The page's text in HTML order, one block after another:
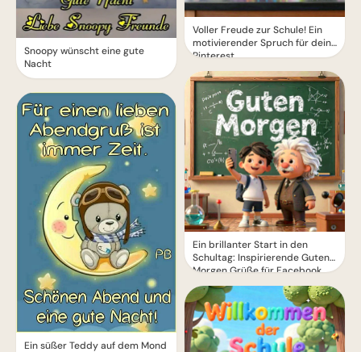
Snoopy wünscht eine gute
Nacht
Ein süßer Teddy auf dem Mond
Voller Freude zur Schule! Ein
motivierender Spruch für dein
Pinterest
Ein brillanter Start in den
Schultag: Inspirierende Guten
Morgen Grüße für Facebook